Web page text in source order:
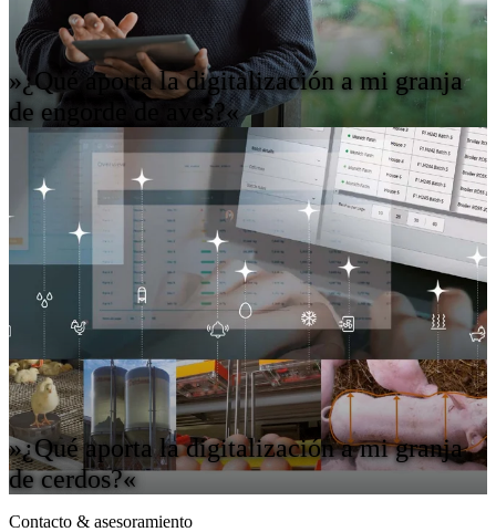
»¿Qué aporta la digitalización a mi granja
de engorde de aves?«
»¿Qué aporta la digitalización a mi granja
de cerdos?«
Contacto & asesoramiento